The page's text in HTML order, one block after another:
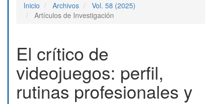
Inicio Archivos
Vol. 58 (2025)
Artículos de Investigación
El crítico de
videojuegos: perfil,
rutinas profesionales y